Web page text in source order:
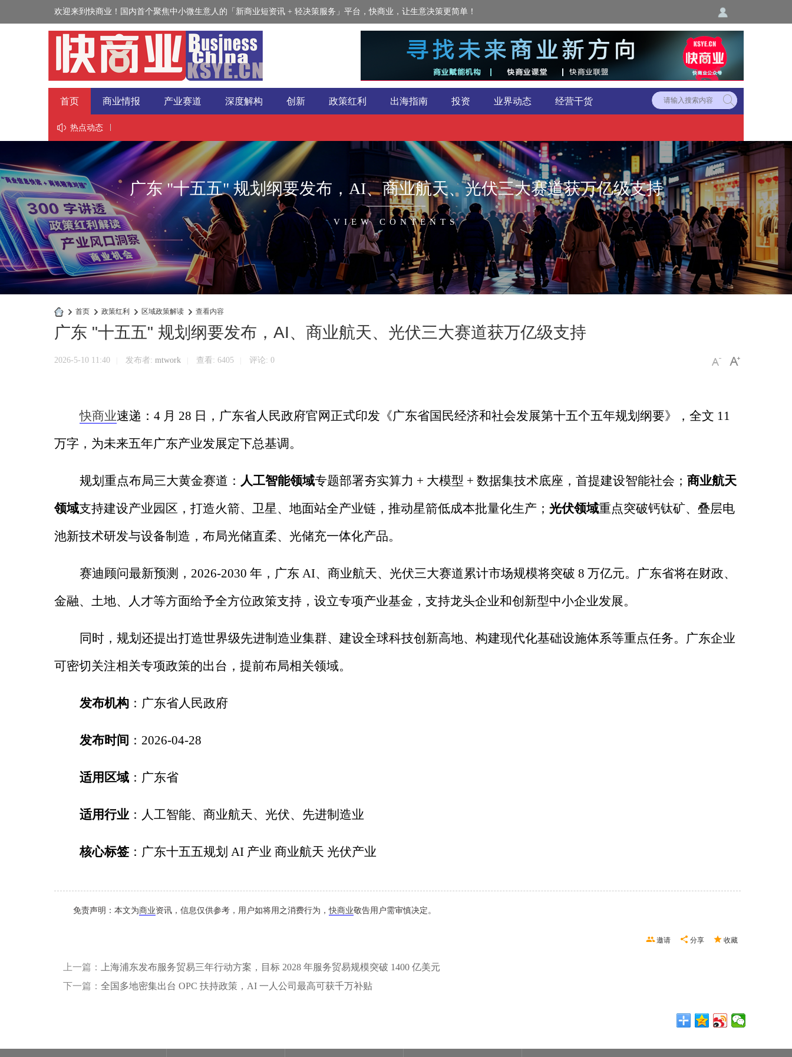
欢迎来到快商业！国内首个聚焦中小微生意人的「新商业短资讯 + 轻决策服务」平台，快商业，让生意决策更简单！
首页 商业情报 产业赛道 深度解构 创新 政策红利 出海指南 投资 业界动态 经营干货
视野热点动态
广东 "十五五" 规划纲要发布，AI、商业航天、光伏三大赛道获万亿级支持
VIEW CONTENTS
快
业
› 首页 › 政策红利 › 区域政策解读 › 查看内容
广东 "十五五" 规划纲要发布，AI、商业航天、光伏三大赛道获万亿级支持
2026-5-10 11:40 发布者: mtwork 查看: 6405 评论: 0
快商业速递： 4 月 28 日，广东省人民政府官网正式印发《广东省国民经济和社会发展第十五个五年规划纲要》，全文 11
万字，为未来五年广东产业发展定下总基调。
规划重点布局三大黄金赛道： 人工智能领域专题部署夯实算力 + 大模型 + 数据集技术底座，首提建设智能社会； 商业航天
领域支持建设产业园区，打造火箭、卫星、地面站全产业链，推动星箭低成本批量化生产； 光伏领域重点突破钙钛矿、叠层电
池新技术研发与设备制造，布局光储直柔、光储充一体化产品。
赛迪顾问最新预测， 2026-2030 年，广东AI、商业航天、光伏三大赛道累计市场规模将突破 8 万亿元。广东省将在财政、
金融、土地、人才等方面给予全方位政策支持，设立专项产业基金，支持龙头企业和创新型中小企业发展。
同时，规划还提出打造世界级先进制造业集群、建设全球科技创新高地、构建现代化基础设施体系等重点任务。广东企业
可密切关注相关专项政策的出台，提前布局相关领域。
发布机构：广东省人民政府
发布时间 ： 2026-04-28
适用区域：广东省
适用行业：人工智能、商业航天、光伏、先进制造业
核心标签：广东十五五规划 AI 产业 商业航天 光伏产业
免责声明：本文为商业资讯，信息仅供参考，用户如将用之消费行为，快商业敬告用户需审慎决定。
收藏
分享
邀请
上一篇：
上海浦东发布服务贸易三年行动方案，目标 2028 年服务贸易规模突破 1400 亿美元
下一篇： 全国多地密集出台 OPC 扶持政策，AI 一人公司最高可获千万补贴